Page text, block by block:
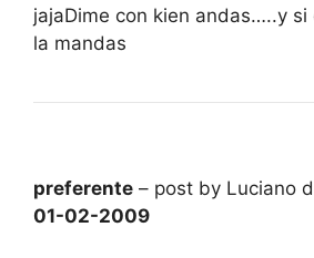
jajaDime con kien andas…..y si
la mandas
preferente – post by Luciano
01-02-2009